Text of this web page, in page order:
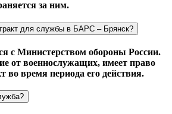
за ним.
для службы в БАРС – Брянск?
с Министерством обороны России.
от военнослужащих, имеет право
во время периода его действия.